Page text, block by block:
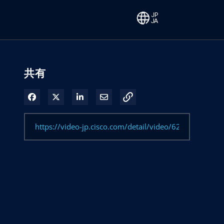
共有
Facebook で共有
Xで共有する
LinkedIn で共有
電子メールで共有